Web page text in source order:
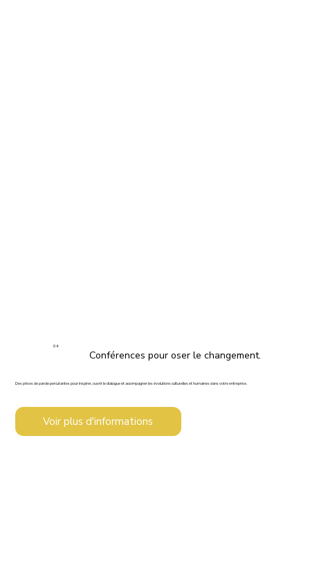
04
Conférences pour oser le changement.
Des prises de parole percutantes pour inspirer, ouvrir le dialogue et accompagner les évolutions culturelles et humaines dans votre entreprise.
Voir plus d'informations